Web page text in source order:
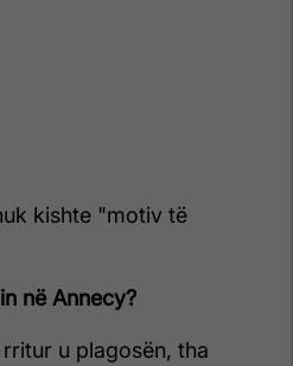
kishte "motiv të
në Annecy?
u plagosën, tha